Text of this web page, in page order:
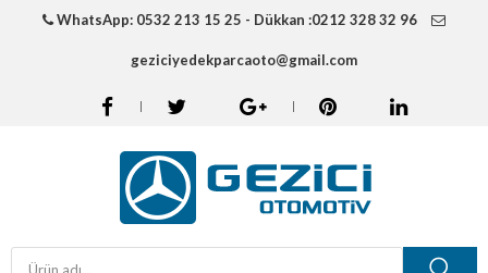
WhatsApp: 0532 213 15 25 - Dükkan :0212 328 32 96
geziciyedekparcaoto@gmail.com